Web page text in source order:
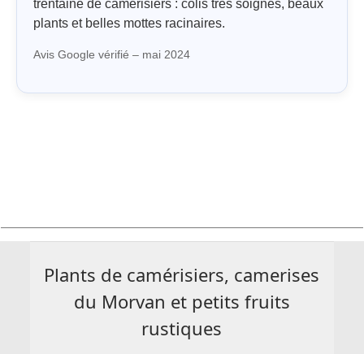
trentaine de camerisiers : colis très soignés, beaux
plants et belles mottes racinaires.
Avis Google vérifié – mai 2024
Plants de camérisiers, camerises
du Morvan et petits fruits
rustiques